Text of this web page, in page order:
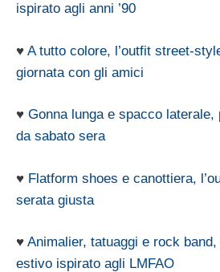
ispirato agli anni ’90
♥ A tutto colore, l’outfit street-
giornata con gli amici
♥ Gonna lunga e spacco
da sabato sera
♥ Flatform shoes e canottiera,
serata giusta
♥ Animalier, tatuaggi e rock
estivo ispirato agli LMFAO